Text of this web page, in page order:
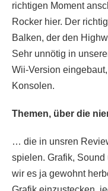
richtigen Moment
Rocker hier. Der
Balken, der den
Sehr unnötig in
Wii-Version
Konsolen.
Themen, über die
… die in unsren
spielen. Grafik,
wir es ja gewohnt